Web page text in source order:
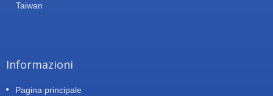
Taiwan
Informazioni
Pagina principale